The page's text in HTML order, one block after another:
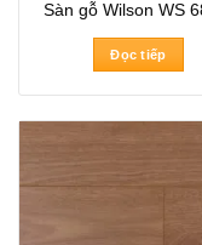
Sàn gỗ Wilson WS
Đọc tiếp